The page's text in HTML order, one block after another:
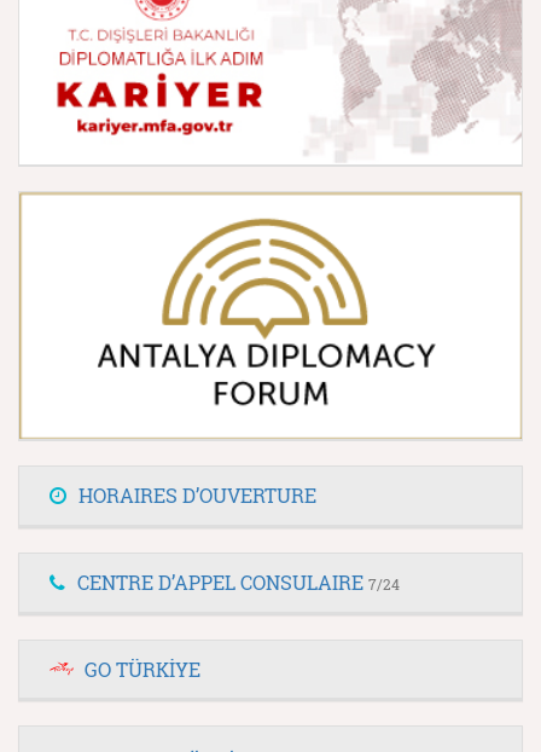
HORAIRES D’OUVERTURE
CENTRE D’APPEL CONSULAIRE 7/24
GO TÜRKİYE